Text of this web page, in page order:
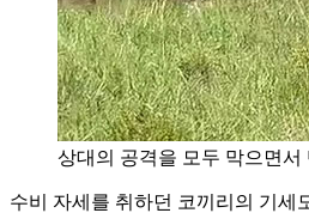
상대의 공격을 모두 막으면서
수비 자세를 취하던 코끼리의 기세